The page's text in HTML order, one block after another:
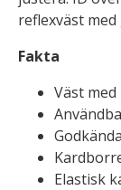
reflexväst
Fakta
Väst
Elastisk